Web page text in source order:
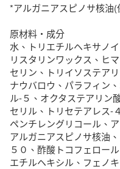
*アルガニアスピノサ核油(
原材料・成分
水、トリエチルヘキサノ
リスタリンワックス、ヒ
セリン、トリイソステア
ナウバロウ、パラフィン
ル-５、オクタステアリン
セリル、トリセテアレス-
ペンチレングリコール、
アルガニアスピノサ核油
５０、酢酸トコフェロー
エチルヘキシル、フェノ